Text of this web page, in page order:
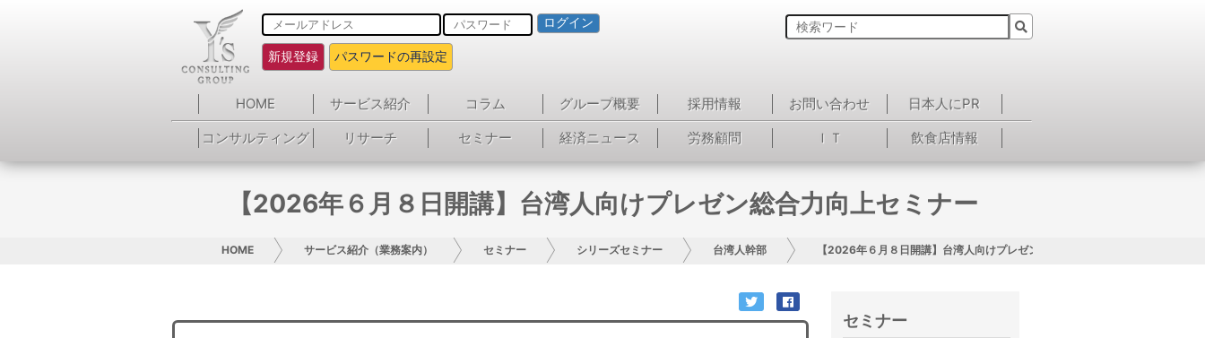
ログイン
新規登録 パスワードの再設定
HOME サービス紹介 コラム グループ概要 採用情報 お問い合わせ
日本人にPR
コンサルティング
リサーチ セミナー 経済ニュース 労務顧問 ＩＴ 飲食店情報
【2026年６月８日開講】台湾人向けプレゼン総合力向上セミナー
HOME サービス紹介（業務案内） セミナー シリーズセミナー 台湾人幹部 【2026年６月８日開講】台湾人向けプレゼン総合力向上セミナー
セミナー